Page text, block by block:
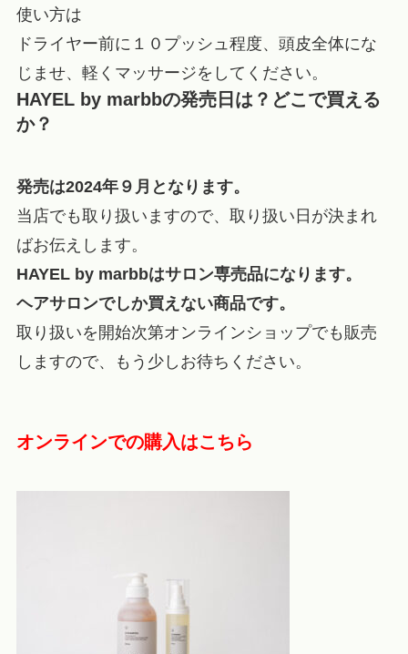
使い方は
ドライヤー前に１０プッシュ程度、頭皮全体にな
じませ、軽くマッサージをしてください。
HAYEL by marbbの発売日は？どこで買える
か？
発売は2024年９月となります。
当店でも取り扱いますので、取り扱い日が決まれ
ばお伝えします。
HAYEL by marbbはサロン専売品になります。
ヘアサロンでしか買えない商品です。
取り扱いを開始次第オンラインショップでも販売
しますので、もう少しお待ちください。
オンラインでの購入はこちら